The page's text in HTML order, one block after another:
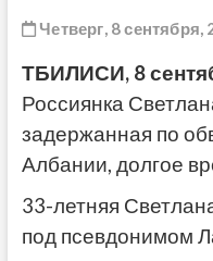
Четверг, 8 сентября,
ТБИЛИСИ, 8
Россиянка
задержанная по
Албании, долгое
33-летняя
под псевдонимом